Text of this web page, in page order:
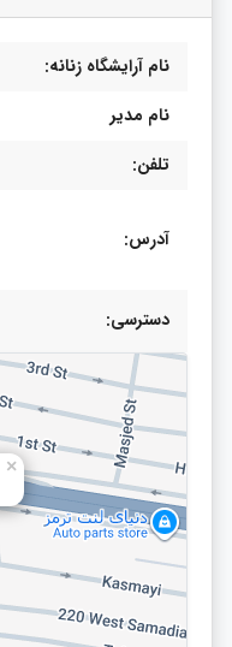
نام آرایشگاه زنانه:
نام مدیر
تلفن:
آدرس:
دسترسی:
×